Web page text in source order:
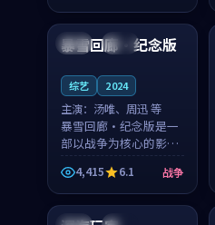
节奏紧凑，值得推荐观
看。
中国 独播
暴雪回廊·纪念版
综艺 2024
主演： 汤唯、周迅 等
暴雪回廊·纪念版是一
部以战争为核心的影视
作品，围绕危机、反转
与人物成长展开，整体
节奏紧凑，值得推荐观
看。
4,415 6.1 战争